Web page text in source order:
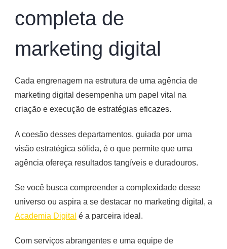
completa de
marketing digital
Cada engrenagem na estrutura de uma agência de
marketing digital desempenha um papel vital na
criação e execução de estratégias eficazes.
A coesão desses departamentos, guiada por uma
visão estratégica sólida, é o que permite que uma
agência ofereça resultados tangíveis e duradouros.
Se você busca compreender a complexidade desse
universo ou aspira a se destacar no marketing digital, a
Academia Digital é a parceira ideal.
Com serviços abrangentes e uma equipe de